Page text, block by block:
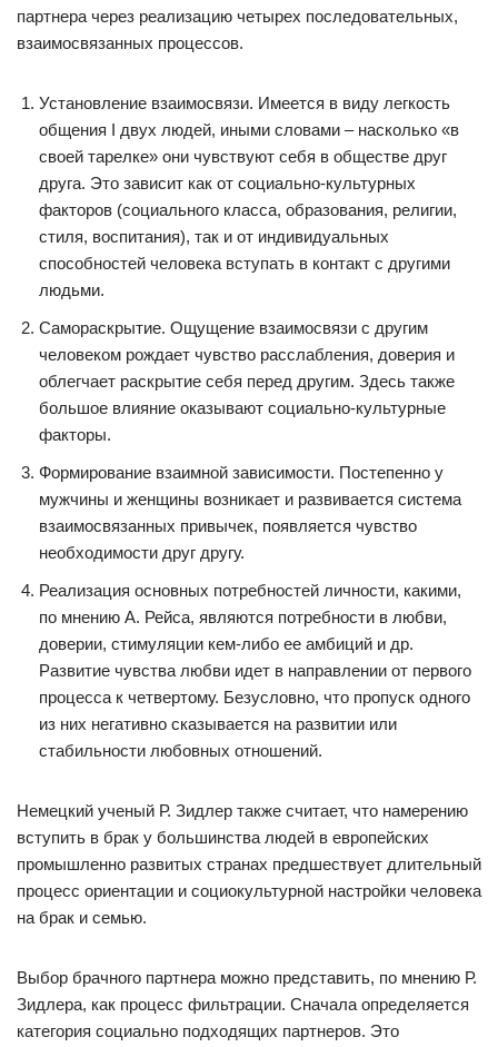
партнера через реализацию четырех последовательных,
взаимосвязанных процессов.
Установление взаимосвязи. Имеется в виду легкость
общения I двух людей, иными словами – насколько «в
своей тарелке» они чувствуют себя в обществе друг
друга. Это зависит как от социально-культурных
факторов (социального класса, образования, религии,
стиля, воспитания), так и от индивидуальных
способностей человека вступать в контакт с другими
людьми.
Самораскрытие. Ощущение взаимосвязи с другим
человеком рождает чувство расслабления, доверия и
облегчает раскрытие себя перед другим. Здесь также
большое влияние оказывают социально-культурные
факторы.
Формирование взаимной зависимости. Постепенно у
мужчины и женщины возникает и развивается система
взаимосвязанных привычек, появляется чувство
необходимости друг другу.
Реализация основных потребностей личности, какими,
по мнению А. Рейса, являются потребности в любви,
доверии, стимуляции кем-либо ее амбиций и др.
Развитие чувства любви идет в направлении от первого
процесса к четвертому. Безусловно, что пропуск одного
из них негативно сказывается на развитии или
стабильности любовных отношений.
Немецкий ученый Р. Зидлер также считает, что намерению
вступить в брак у большинства людей в европейских
промышленно развитых странах предшествует длительный
процесс ориентации и социокультурной настройки человека
на брак и семью.
Выбор брачного партнера можно представить, по мнению Р.
Зидлера, как процесс фильтрации. Сначала определяется
категория социально подходящих партнеров. Это